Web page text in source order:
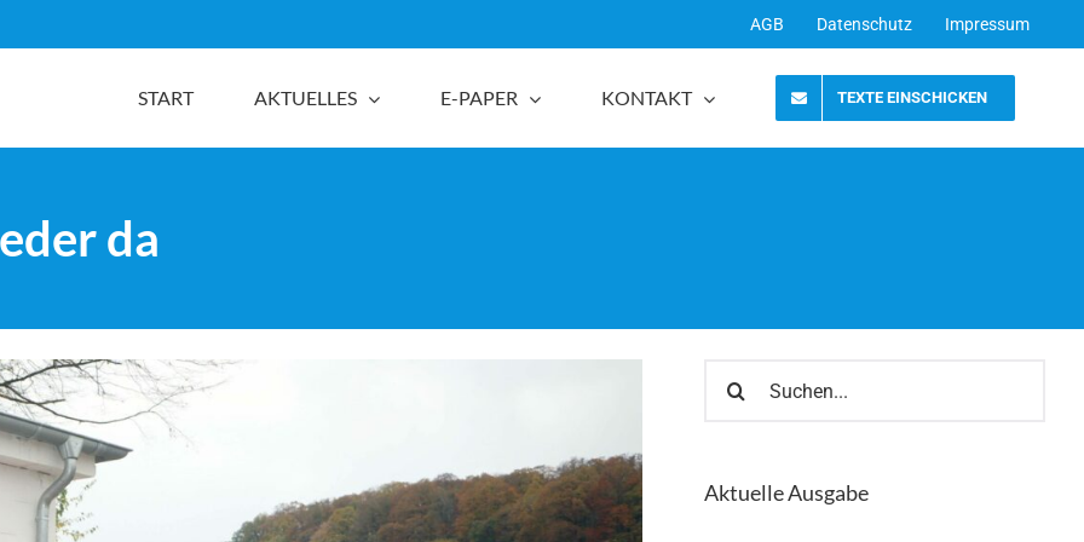
AGB Datenschutz Impressum
START AKTUELLES E-PAPER KONTAKT TEXTE EINSCHICKEN
da
nach:
Aktuelle Ausgabe